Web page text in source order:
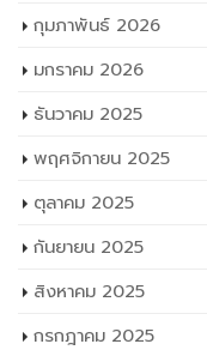
กุมภาพันธ์ 2026
มกราคม 2026
ธันวาคม 2025
พฤศจิกายน 2025
ตุลาคม 2025
กันยายน 2025
สิงหาคม 2025
กรกฎาคม 2025